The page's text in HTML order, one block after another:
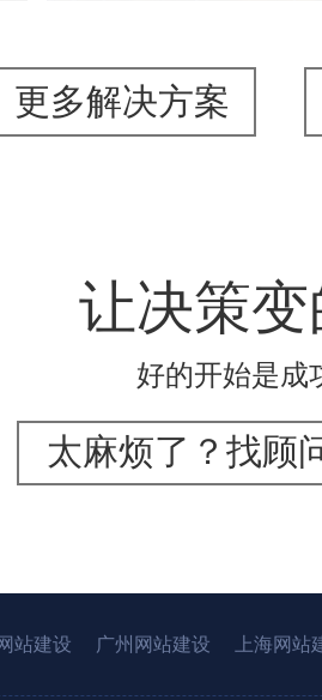
更多解决方案
让决策
好的开始是成
太麻烦了？找顾
站建设 广州网站建设 上海网站